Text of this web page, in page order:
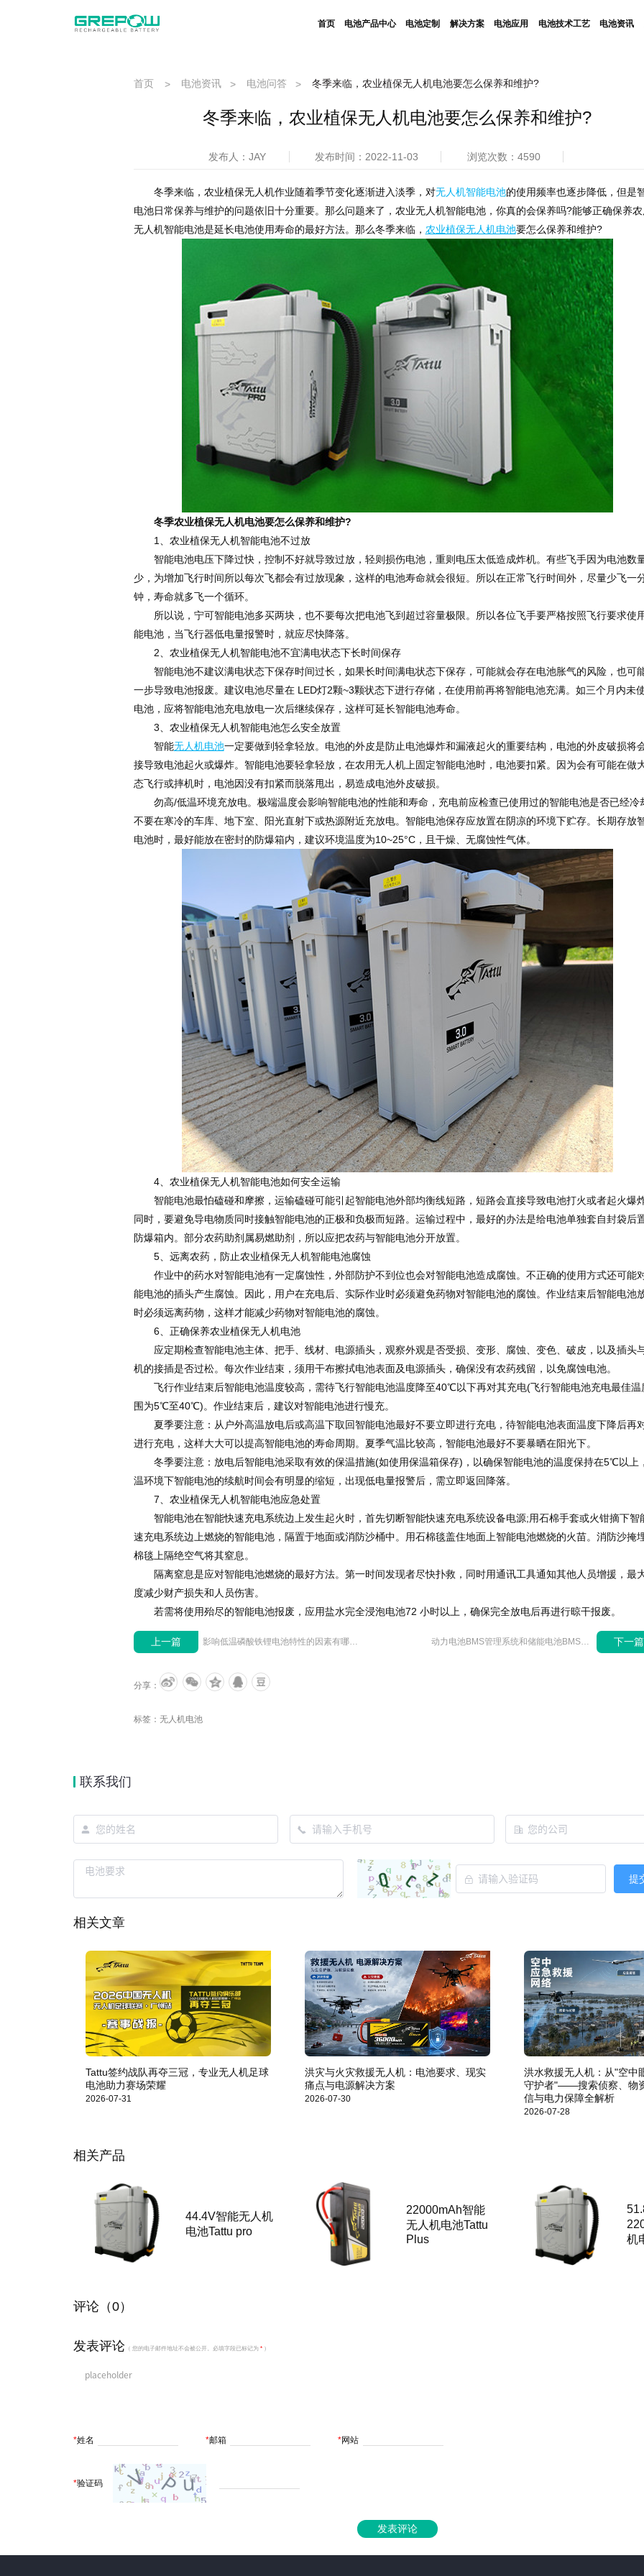
首页 电池产品中心 电池定制 解决方案 电池应用 电池技术工艺 电池资讯
首页 > 电池资讯 > 电池问答 > 冬季来临，农业植保无人机电池要怎么保养和维护?
冬季来临，农业植保无人机电池要怎么保养和维护?
发布人：JAY 发布时间：2022-11-03 浏览次数：4590
冬季来临，农业植保无人机作业随着季节变化逐渐进入淡季，对无人机智能电池的使用频率也逐步降低，但是
电池日常保养与维护的问题依旧十分重要。那么问题来了，农业无人机智能电池，你真的会保养吗?能够正确保养
无人机智能电池是延长电池使用寿命的最好方法。那么冬季来临， 农业植保无人机电池要怎么保养和维护?
冬季农业植保无人机电池要怎么保养和维护?
1、农业植保无人机智能电池不过放
智能电池电压下降过快，控制不好就导致过放，轻则损伤电池，重则电压太低造成炸机。有些飞手因为电池数
少，为增加飞行时间所以每次飞都会有过放现象，这样的电池寿命就会很短。所以在正常飞行时间外，尽量少飞一
钟，寿命就多飞一个循环。
所以说，宁可智能电池多买两块，也不要每次把电池飞到超过容量极限。所以各位飞手要严格按照飞行要求使
能电池，当飞行器低电量报警时，就应尽快降落。
2、农业植保无人机智能电池不宜满电状态下长时间保存
智能电池不建议满电状态下保存时间过长，如果长时间满电状态下保存，可能就会存在电池胀气的风险，也可
一步导致电池报废。建议电池尽量在 LED灯2颗~3颗状态下进行存储，在使用前再将智能电池充满。如三个月内未
电池，应将智能电池充电放电一次后继续保存，这样可延长智能电池寿命。
3、农业植保无人机智能电池怎么安全放置
智能无人机电池一定要做到轻拿轻放。电池的外皮是防止电池爆炸和漏液起火的重要结构，电池的外皮破损将
接导致电池起火或爆炸。智能电池要轻拿轻放，在农用无人机上固定智能电池时，电池要扣紧。因为会有可能在做
态飞行或摔机时，电池因没有扣紧而脱落甩出，易造成电池外皮破损。
勿高/低温环境充放电。极端温度会影响智能电池的性能和寿命，充电前应检查已使用过的智能电池是否已经冷
不要在寒冷的车库、地下室、阳光直射下或热源附近充放电。智能电池保存应放置在阴凉的环境下贮存。长期存放
电池时，最好能放在密封的防爆箱内，建议环境温度为10~25°C，且干燥、无腐蚀性气体。
4、农业植保无人机智能电池如何安全运输
智能电池最怕磕碰和摩擦，运输磕碰可能引起智能电池外部均衡线短路，短路会直接导致电池打火或者起火爆
同时，要避免导电物质同时接触智能电池的正极和负极而短路。运输过程中，最好的办法是给电池单独套自封袋后
防爆箱内。部分农药助剂属易燃助剂，所以应把农药与智能电池分开放置。
5、远离农药，防止农业植保无人机智能电池腐蚀
作业中的药水对智能电池有一定腐蚀性，外部防护不到位也会对智能电池造成腐蚀。不正确的使用方式还可能
能电池的插头产生腐蚀。因此，用户在充电后、实际作业时必须避免药物对智能电池的腐蚀。作业结束后智能电池
时必须远离药物，这样才能减少药物对智能电池的腐蚀。
6、正确保养农业植保无人机电池
应定期检查智能电池主体、把手、线材、电源插头，观察外观是否受损、变形、腐蚀、变色、破皮，以及插头
机的接插是否过松。每次作业结束，须用干布擦拭电池表面及电源插头，确保没有农药残留，以免腐蚀电池。
飞行作业结束后智能电池温度较高，需待飞行智能电池温度降至40℃以下再对其充电(飞行智能电池充电最佳温
围为5℃至40℃)。作业结束后，建议对智能电池进行慢充。
夏季要注意：从户外高温放电后或高温下取回智能电池最好不要立即进行充电，待智能电池表面温度下降后再
进行充电，这样大大可以提高智能电池的寿命周期。夏季气温比较高，智能电池最好不要暴晒在阳光下。
冬季要注意：放电后智能电池采取有效的保温措施(如使用保温箱保存)，以确保智能电池的温度保持在5℃以上
温环境下智能电池的续航时间会有明显的缩短，出现低电量报警后，需立即返回降落。
7、农业植保无人机智能电池应急处置
智能电池在智能快速充电系统边上发生起火时，首先切断智能快速充电系统设备电源;用石棉手套或火钳摘下智
速充电系统边上燃烧的智能电池，隔置于地面或消防沙桶中。用石棉毯盖住地面上智能电池燃烧的火苗。消防沙掩
棉毯上隔绝空气将其窒息。
隔离窒息是应对智能电池燃烧的最好方法。第一时间发现者尽快扑救，同时用通讯工具通知其他人员增援，最
度减少财产损失和人员伤害。
若需将使用殆尽的智能电池报废，应用盐水完全浸泡电池72 小时以上，确保完全放电后再进行晾干报废。
上一篇 影响低温磷酸铁锂电池特性的因素有哪些,如何改善磷酸铁锂电池低温特性? 下一篇
动力电池BMS管理系统和储能电池BMS管理系统有什么区别?
分享：
标签： 无人机电池
联系我们
提
相关文章
Tattu签约战队再夺三冠，专业无人机足球
电池助力赛场荣耀
2026-07-31
洪灾与火灾救援无人机：电池要求、现实
痛点与电源解决方案
2026-07-30
洪水救援无人机：从"空中
守护者"——搜索侦察、物
信与电力保障全解析
2026-07-28
相关产品
44.4V智能无人机
电池Tattu pro
22000mAh智能
无人机电池Tattu
Plus
机
评论（0）
发表评论 （ 您的电子邮件地址不会被公开。必填字段已标记为 *）
*姓名 *邮箱 *网站
*验证码
发表评论